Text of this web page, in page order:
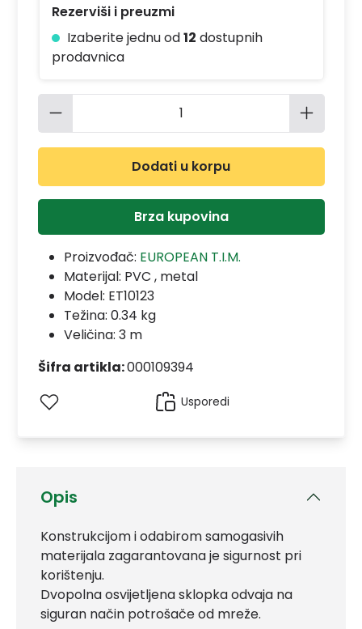
Opis
Konstrukcijom i odabirom samogasivih
materijala zagarantovana je sigurnost pri
korištenju.
Dvopolna osvijetljena sklopka odvaja na
siguran način potrošače od mreže.
Rezerviši i preuzmi
Izaberite jednu od12 dostupnih
prodavnica
Količina proizvoda: Unesite
Dodati u korpu
Brza kupovina
Proizvođač: EUROPEAN T.I.M.
Materijal: PVC , metal
Model: ET10123
Težina: 0.34 kg
Veličina: 3 m
Šifra artikla:000109394
Usporedi